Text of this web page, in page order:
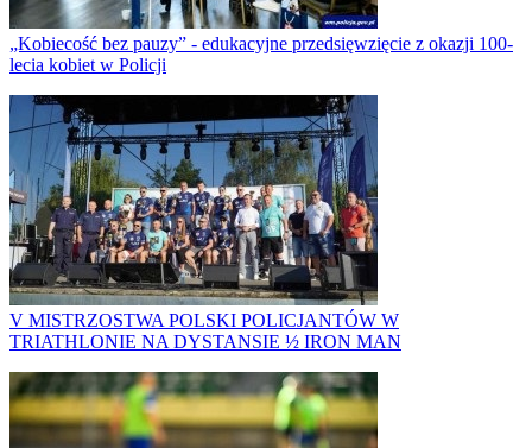
„Kobiecość bez pauzy” - edukacyjne przedsięwzięcie z okazji 100-
lecia kobiet w Policji
V MISTRZOSTWA POLSKI POLICJANTÓW W
TRIATHLONIE NA DYSTANSIE ½ IRON MAN